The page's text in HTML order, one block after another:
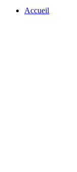
Accueil